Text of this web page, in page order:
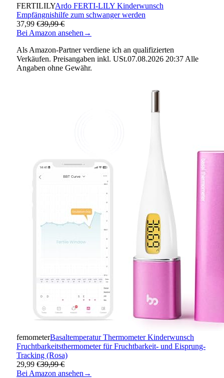
FERTILILYArdo FERTI-LILY Kinderwunsch
Empfängnishilfe zum schwanger werden
37,99 €39,99 €
Bei Amazon ansehen →
Als Amazon-Partner verdiene ich an qualifizierten
Verkäufen. Preisangaben inkl. USt.07.08.2026 20:37 Alle
Angaben ohne Gewähr.
femometerBasaltemperatur Thermometer Kinderwunsch
Fruchtbarkeitsthermometer für Fruchtbarkeit- und Eisprung-
Tracking (Rosa)
29,99 €39,99 €
Bei Amazon ansehen →